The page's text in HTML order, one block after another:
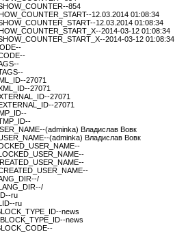
854
12.03.2014 01:08:34
12.03.2014 01:08:34
2014-03-12 01:08:34
2014-03-12 01:08:34
27071
27071
27071
27071
(adminka) Владислав Вовк
(adminka) Владислав Вовк
ru
ru
news
news